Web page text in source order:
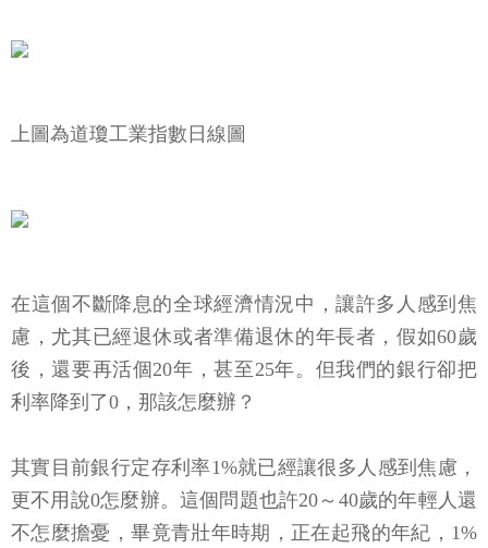
上圖為道瓊工業指數日線圖
在這個不斷降息的全球經濟情況中，讓許多人感到焦
慮，尤其已經退休或者準備退休的年長者，假如60歲
後，還要再活個20年，甚至25年。但我們的銀行卻把
利率降到了0，那該怎麼辦？
其實目前銀行定存利率1%就已經讓很多人感到焦慮，
更不用說0怎麼辦。這個問題也許20～40歲的年輕人還
不怎麼擔憂，畢竟青壯年時期，正在起飛的年紀，1%